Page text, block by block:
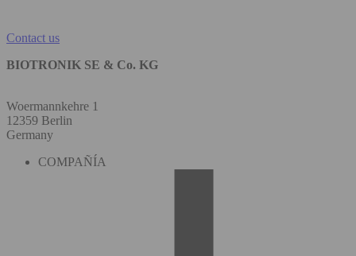
Contact us
BIOTRONIK SE & Co. KG
Woermannkehre 1
12359 Berlin
Germany
COMPAÑÍA